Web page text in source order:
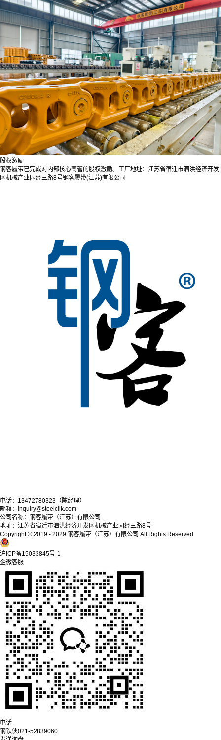
股权激励
钢客履带已完成对内部核心高管的股权激励。工厂地址：江苏省宿迁市泗洪经济开发
区机械产业园经三路8号钢客履带(江苏)有限公司
电话：13472780323（陈经理）
邮箱：inquiry@steelclik.com
公司名称：钢客履带（江苏）有限公司
地址：江苏省宿迁市泗洪经济开发区机械产业园经三路8号
Copyright © 2019 - 2029 钢客履带（江苏）有限公司 All Rights Reserved
沪ICP备15033845号-1
企微客服
电话
钢铁侠021-52839060